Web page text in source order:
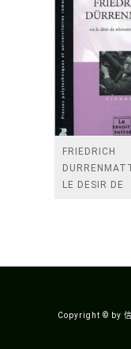
FRIEDRICH
LE DESIR DE
Copyright © by